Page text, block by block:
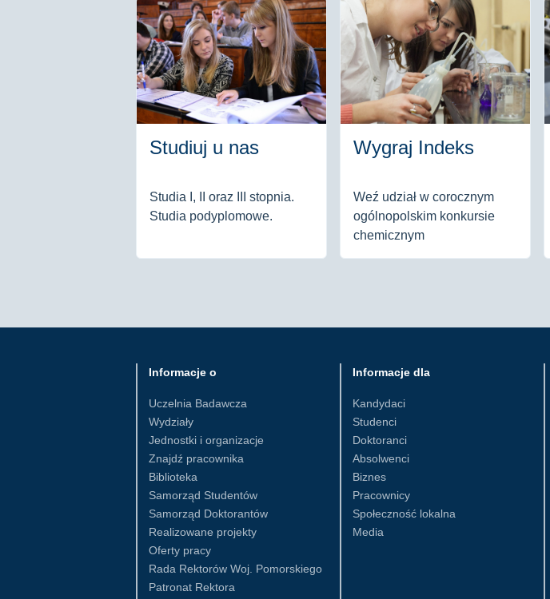
Studiuj u nas
Studia I, II oraz III stopnia.
Studia podyplomowe.
Wygraj Indeks
Weź udział w corocznym
ogólnopolskim konkursie
chemicznym
Informacje o
Uczelnia Badawcza
Wydziały
Jednostki i organizacje
Znajdź pracownika
Biblioteka
Samorząd Studentów
Samorząd Doktorantów
Realizowane projekty
Oferty pracy
Rada Rektorów Woj. Pomorskiego
Patronat Rektora
Informacje dla
Kandydaci
Studenci
Doktoranci
Absolwenci
Biznes
Pracownicy
Społeczność lokalna
Media